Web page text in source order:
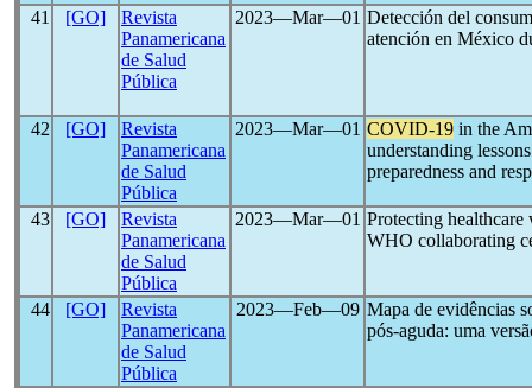
41
[GO]
Revista
Panamericana
de Salud
Pública
2023―Mar―01 Detección del
atención en México
42 [GO]
Revista
Panamericana
de Salud
Pública
2023―Mar―01 COVID-19 in the
understanding
preparedness and
43 [GO]
Revista
Panamericana
de Salud
Pública
2023―Mar―01 Protecting
WHO collaborating
44 [GO]
Revista
Panamericana
de Salud
Pública
2023―Feb―09 Mapa de evidências
pós-aguda: uma